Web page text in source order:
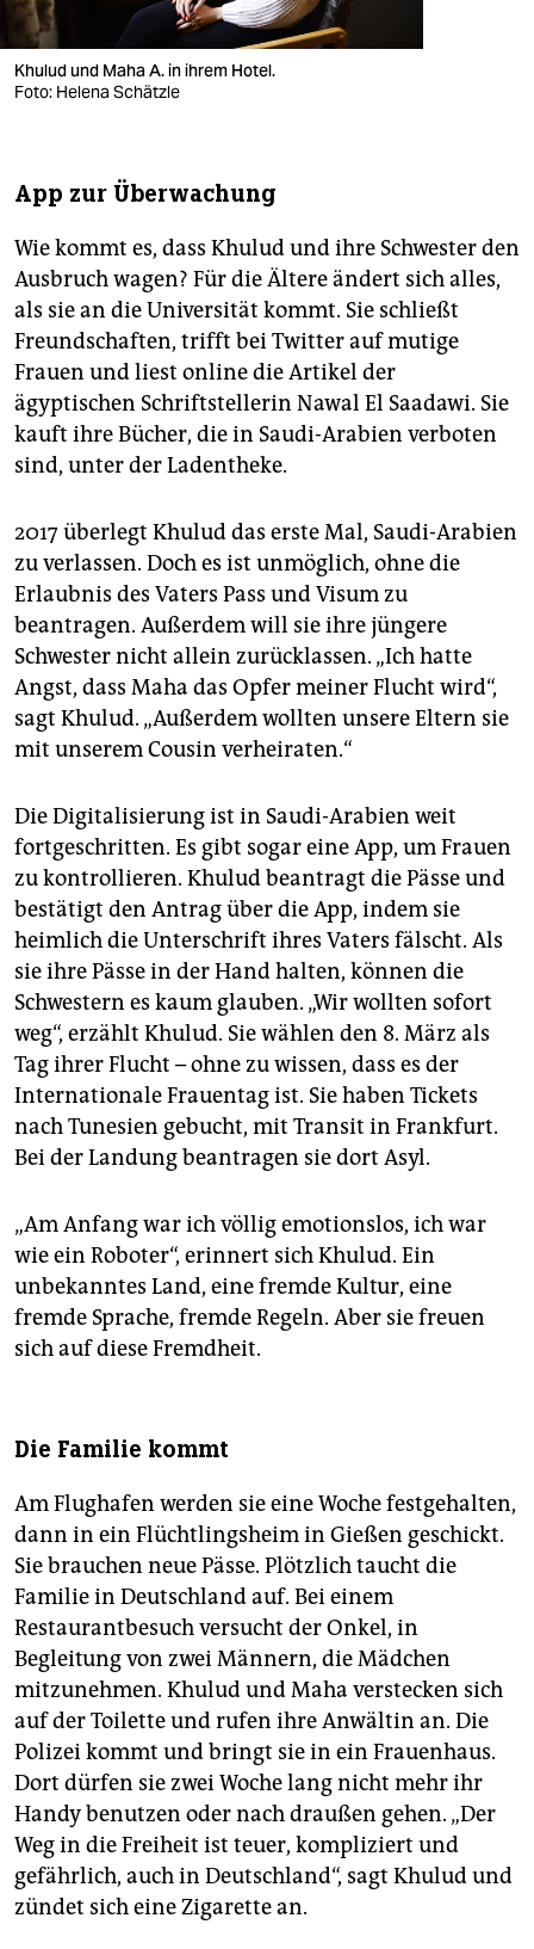
Khulud und Maha A. in ihrem Hotel.
Foto: Helena Schätzle
App zur Überwachung
Wie kommt es, dass Khulud und ihre Schwester den
Ausbruch wagen? Für die Ältere ändert sich alles,
als sie an die Universität kommt. Sie schließt
Freundschaften, trifft bei Twitter auf mutige
Frauen und liest online die Artikel der
ägyptischen Schriftstellerin Nawal El Saadawi. Sie
kauft ihre Bücher, die in Saudi-Arabien verboten
sind, unter der Ladentheke.
2017 überlegt Khulud das erste Mal, Saudi-Arabien
zu verlassen. Doch es ist unmöglich, ohne die
Erlaubnis des Vaters Pass und Visum zu
beantragen. Außerdem will sie ihre jüngere
Schwester nicht allein zurücklassen. „Ich hatte
Angst, dass Maha das Opfer meiner Flucht wird“,
sagt Khulud. „Außerdem wollten unsere Eltern sie
mit unserem Cousin verheiraten.“
Die Digitalisierung ist in Saudi-Arabien weit
fortgeschritten. Es gibt sogar eine App, um Frauen
zu kontrollieren. Khulud beantragt die Pässe und
bestätigt den Antrag über die App, indem sie
heimlich die Unterschrift ihres Vaters fälscht. Als
sie ihre Pässe in der Hand halten, können die
Schwestern es kaum glauben. „Wir wollten sofort
weg“, erzählt Khulud. Sie wählen den 8. März als
Tag ihrer Flucht – ohne zu wissen, dass es der
Internationale Frauentag ist. Sie haben Tickets
nach Tunesien gebucht, mit Transit in Frankfurt.
Bei der Landung beantragen sie dort Asyl.
„Am Anfang war ich völlig emotionslos, ich war
wie ein Roboter“, erinnert sich Khulud. Ein
unbekanntes Land, eine fremde Kultur, eine
fremde Sprache, fremde Regeln. Aber sie freuen
sich auf diese Fremdheit.
Die Familie kommt
Am Flughafen werden sie eine Woche festgehalten,
dann in ein Flüchtlingsheim in Gießen geschickt.
Sie brauchen neue Pässe. Plötzlich taucht die
Familie in Deutschland auf. Bei einem
Restaurantbesuch versucht der Onkel, in
Begleitung von zwei Männern, die Mädchen
mitzunehmen. Khulud und Maha verstecken sich
auf der Toilette und rufen ihre Anwältin an. Die
Polizei kommt und bringt sie in ein Frauenhaus.
Dort dürfen sie zwei Woche lang nicht mehr ihr
Handy benutzen oder nach draußen gehen. „Der
Weg in die Freiheit ist teuer, kompliziert und
gefährlich, auch in Deutschland“, sagt Khulud und
zündet sich eine Zigarette an.